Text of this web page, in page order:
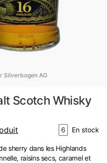
Silverbogen AG
Scotch Whisky
6 En stock
sherry dans les Highlands
raisins secs, caramel et